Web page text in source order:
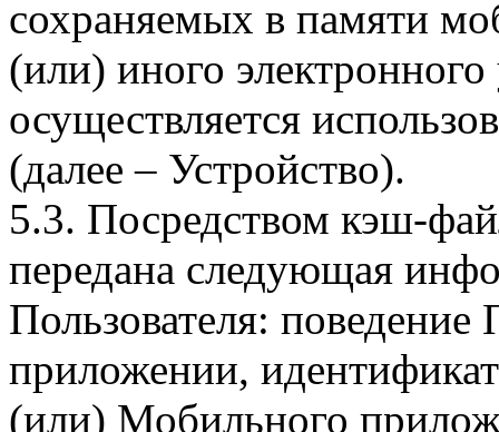
сохраняемых в памяти
(или) иного электронного
осуществляется
(далее – Устройство).
5.3. Посредством кэш-
передана следующая
Пользователя:
приложении,
(или) Мобильного